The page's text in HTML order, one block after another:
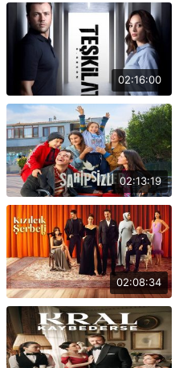
02:16:00
02:13:19
02:08:34